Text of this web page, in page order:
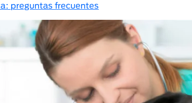
preguntas frecuentes